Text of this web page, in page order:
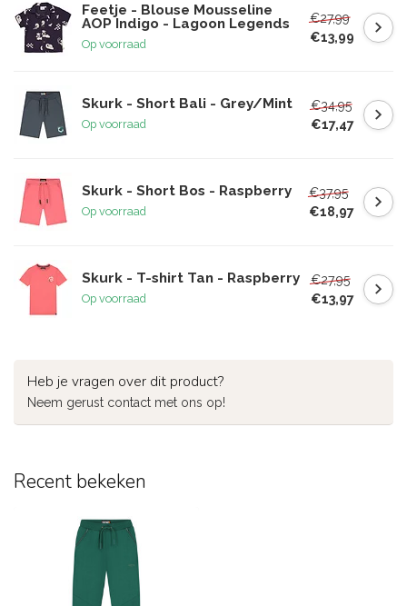
Feetje - Blouse Mousseline
AOP Indigo - Lagoon Legends
Op voorraad
€27,99
€13,99
Skurk - Short Bali - Grey/Mint
Op voorraad
€34,95
€17,47
Skurk - Short Bos - Raspberry
Op voorraad
€37,95
€18,97
Skurk - T-shirt Tan - Raspberry
Op voorraad
€27,95
€13,97
Heb je vragen over dit product?
Neem gerust contact met ons op!
Recent bekeken